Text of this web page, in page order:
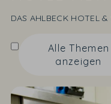
DAS AHLBECK HOTEL &
Alle Themen
anzeigen